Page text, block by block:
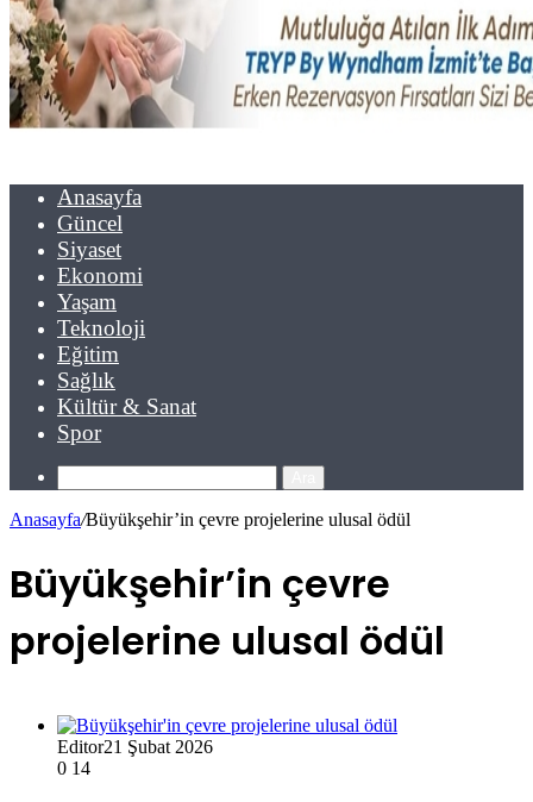
Anasayfa
Güncel
Siyaset
Ekonomi
Yaşam
Teknoloji
Eğitim
Sağlık
Kültür & Sanat
Spor
Anasayfa/Büyükşehir’in çevre projelerine ulusal ödül
Büyükşehir’in çevre
projelerine ulusal ödül
Editor21 Şubat 2026
0 14